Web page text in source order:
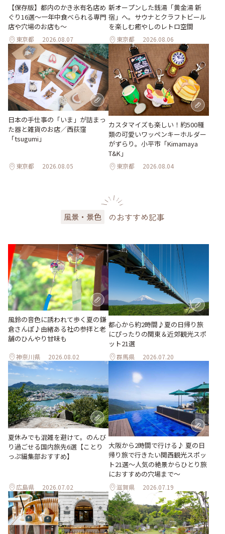
【保存版】都内のかき氷有名店め
ぐり16選～一年中食べられる専門
店や穴場のお店も～
東京都 2026.08.07
新オープンした銭湯「黄金湯 新
宿」へ。サウナとクラフトビール
を楽しむ癒やしのレトロ空間
東京都 2026.08.06
日本の手仕事の「いま」が詰まっ
た器と雑貨のお店／西荻窪
「tsugumi」
東京都 2026.08.05
カスタマイズも楽しい！約500種
類の可愛いワッペンキーホルダー
がずらり。小平市「Kimamaya
T&K」
東京都 2026.08.04
風景・景色 のおすすめ記事
風鈴の音色に誘われて歩く夏の鎌
倉さんぽ♪由緒ある社の参拝と老
舗のひんやり甘味も
神奈川県 2026.08.02
都心から約2時間♪夏の日帰り旅
にぴったりの関東＆近郊観光スポ
ット21選
群馬県 2026.07.20
夏休みでも混雑を避けて。のんび
り過ごせる国内旅先6選【ことり
っぷ編集部おすすめ】
広島県 2026.07.02
大阪から2時間で行ける♪ 夏の日
帰り旅で行きたい関西観光スポッ
ト21選～人気の絶景からひとり旅
におすすめの穴場まで～
滋賀県 2026.07.19